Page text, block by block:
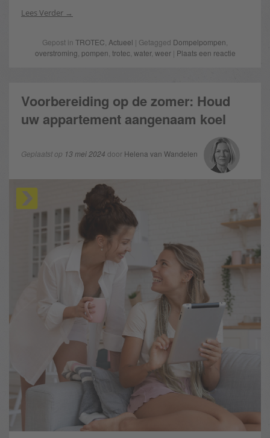
Lees Verder
Gepost in TROTEC Actueel | Getagged Dompelpompen
overstroming pompen trotec, water, weer| Plaats een reactie
Voorbereiding op de zomer: Houd
uw appartement aangenaam koel
Geplaatst op 13 mei 2024 door Helena van Wandelen